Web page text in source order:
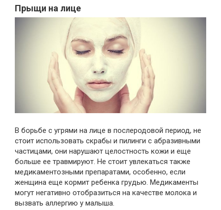
Прыщи на лице
В борьбе с угрями на лице в послеродовой период, не
стоит использовать скрабы и пилинги с абразивными
частицами, они нарушают целостность кожи и еще
больше ее травмируют. Не стоит увлекаться также
медикаментозными препаратами, особенно, если
женщина еще кормит ребенка грудью. Медикаменты
могут негативно отобразиться на качестве молока и
вызвать аллергию у малыша.